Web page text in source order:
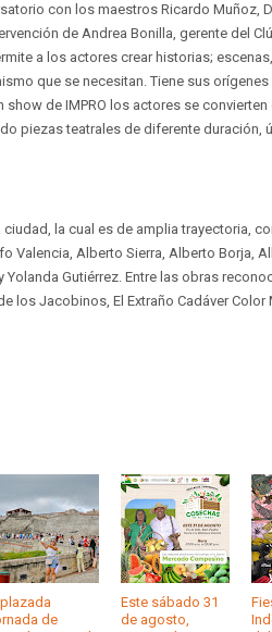
con los maestros Ricardo Muñoz,
de Andrea Bonilla, gerente del
a los actores crear historias;
que se necesitan. Tiene sus orígenes
show de IMPRO los actores se
piezas teatrales de diferente duración,
la cual es de amplia trayectoria,
Valencia, Alberto Sierra, Alberto Borja,
Gutiérrez. Entre las obras
los Jacobinos, El Extraño Cadáver Color
de
Este sábado 31
de agosto,